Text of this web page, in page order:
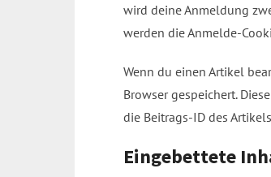
wird deine Anmeldung
werden die Anmelde-
Wenn du einen Artikel
Browser gespeichert.
die Beitrags-ID des
Eingebettete